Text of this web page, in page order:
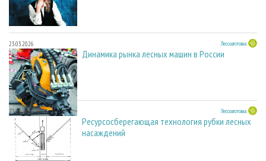
23.03.2026 Лесозаготовка
Динамика рынка лесных машин в России
23.03.2026 Лесозаготовка
Ресурсосберегающая технология рубки лесных
насаждений